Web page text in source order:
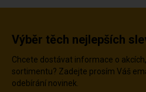
Výběr těch nejlepších
Chcete dostávat informace o
sortimentu? Zadejte prosím Váš
odebírání novinek.